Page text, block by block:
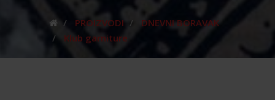
PROIZVODI
DNEVNI BORAVAK
Klub garniture